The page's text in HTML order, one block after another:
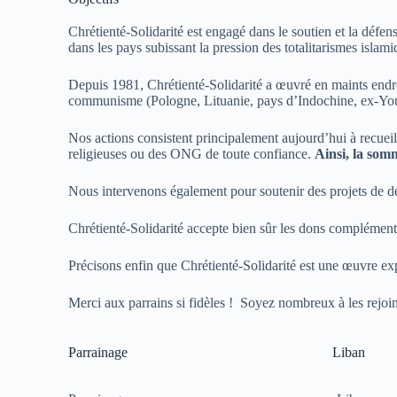
Chrétienté-Solidarité est engagé dans le soutien et la
dans les pays subissant la pression des totalitarismes
Depuis 1981, Chrétienté-Solidarité a œuvré en maints
communisme (Pologne, Lituanie, pays d’Indochine, ex-
Nos actions consistent principalement aujourd’hui à
religieuses ou des ONG de toute confiance. Ainsi, la
Nous intervenons également pour soutenir des projets de
Chrétienté-Solidarité accepte bien sûr les dons
Précisons enfin que Chrétienté-Solidarité est une œuvre
Merci aux parrains si fidèles ! Soyez nombreux à les
Parrainage Liban